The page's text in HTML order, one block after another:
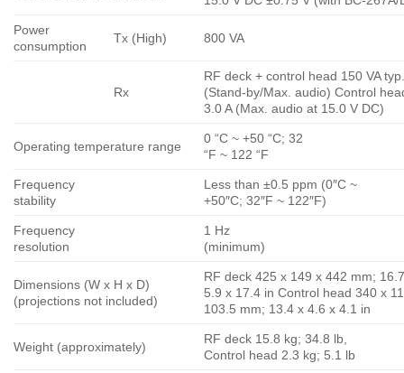
Power
consumption
Tx (High) 800 VA
Rx
RF deck + control head 150 VA
(Stand-by/Max. audio) Control
3.0 A (Max. audio at 15.0 V DC)
Operating temperature range
0 “C ~ +50 “C; 32
“F ~ 122 “F
Frequency
stability
Less than ±0.5 ppm (0″C ~
+50″C; 32″F ~ 122″F)
Frequency
resolution
1 Hz
(minimum)
Dimensions (W x H x D)
(projections not included)
RF deck 425 x 149 x 442 mm;
5.9 x 17.4 in Control head 340 x
103.5 mm; 13.4 x 4.6 x 4.1 in
Weight (approximately)
RF deck 15.8 kg; 34.8 lb,
Control head 2.3 kg; 5.1 lb